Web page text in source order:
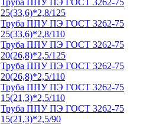
Труба ППУ ПЭ ГОСТ 3262-75
25(33,6)*2,8/125
Труба ППУ ПЭ ГОСТ 3262-75
25(33,6)*2,8/110
Труба ППУ ПЭ ГОСТ 3262-75
20(26,8)*2,5/125
Труба ППУ ПЭ ГОСТ 3262-75
20(26,8)*2,5/110
Труба ППУ ПЭ ГОСТ 3262-75
15(21,3)*2,5/110
Труба ППУ ПЭ ГОСТ 3262-75
15(21,3)*2,5/90